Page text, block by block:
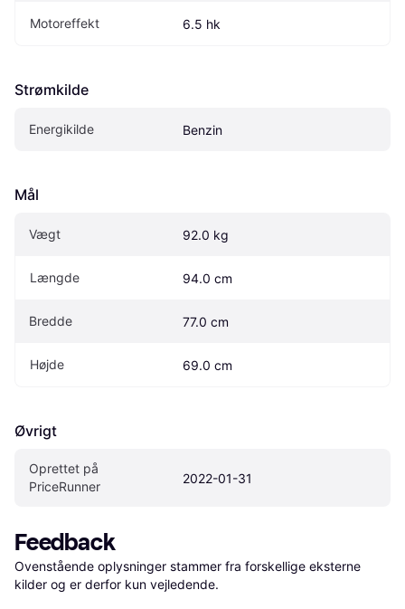
Motoreffekt 6.5 hk
Strømkilde
Energikilde Benzin
Mål
Vægt 92.0 kg
Længde 94.0 cm
Bredde 77.0 cm
Højde 69.0 cm
Øvrigt
Oprettet på
PriceRunner
2022-01-31
Feedback
Ovenstående oplysninger stammer fra forskellige eksterne
kilder og er derfor kun vejledende.